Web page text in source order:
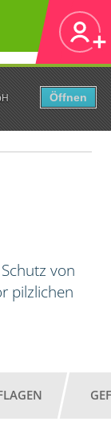
Öffnen
von
pilzlichen